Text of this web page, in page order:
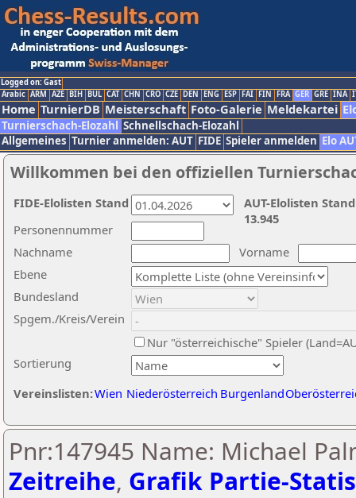
Logged on: Gast
Arabic ARM AZE BIH BUL CAT CHN CRO CZE DEN ENG ESP FAI FIN FRA GER GRE INA
Home TurnierDB Meisterschaft Foto-Galerie Meldekartei
Turnierschach-Elozahl Schnellschach-Elozahl
Allgemeines Turnier anmelden: AUT FIDE Spieler anmelden Elo
Willkommen bei den offiziellen
Nachname
Vorname
Ebene
Sortierung
Personennummer
Bundesland
Spgem./Kreis/Verein
Nur "österreichische" Spieler
Vereinslisten:Wien Niederösterreich Burgenland
AUT-Elolisten
13.945
FIDE-Elolisten Stand
Pnr:147945 Name: Michael
Zeitreihe, Grafik Partie-